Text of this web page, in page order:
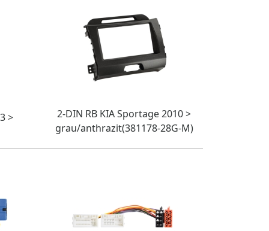
>
2-DIN RB KIA Sportage 2010 >
grau/anthrazit(381178-28G-M)